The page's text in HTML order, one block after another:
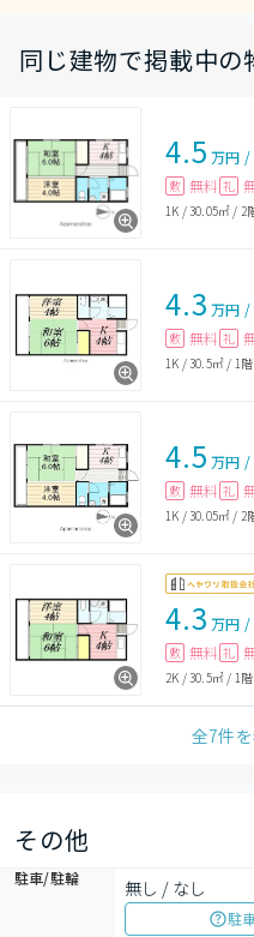
同じ建物で掲載中の
4.5 万円 /
敷 無料 礼
1K /30.05㎡ / 2
4.3 万円 /
敷 無料 礼
1K /30.5㎡ / 1階
4.5 万円 /
敷 無料 礼
1K /30.05㎡ / 2
4.3 万円 /
敷 無料 礼
2K /30.5㎡ / 1階
全7件
その他
駐車/駐輪 無し / なし
駐